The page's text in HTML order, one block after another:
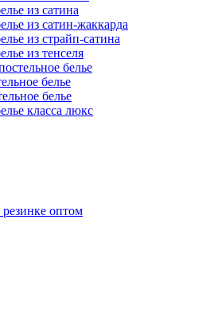
из сатина
из сатин-жаккарда
из страйп-сатина
из тенселя
белье
белье
белье
класса люкс
оптом